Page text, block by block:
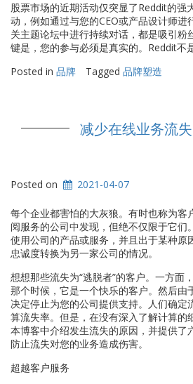
股票市场的近期活动仅突显了Reddit的强
动，例如通过与您的CEO或产品设计师进
关主题论坛中进行持续对话，都是吸引粉
键是，您的参与必须是真实的。Reddit不
Posted in 品牌 Tagged 品牌塑造
减少在线业务流
Posted on 2021-04-07
每个企业都害怕的大灰狼。有时也称为客
阅服务的公司中发现，但绝不仅限于它们
使用公司的产品或服务，并且出于某种原
忠诚度转换为另一家公司的情况。
想想那些流失为“逃脱者”的客户。一方面
那个时候，它是一个快乐的客户。然后由
决定停止为您的公司提供支持。人们确定
算流失率。但是，在没有深入了解计算的
本博客中介绍发生流失的原因，并提供了
防止流失对您的业务造成伤害。
超越客户服务